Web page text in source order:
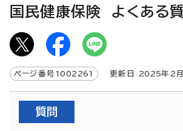
国民健康保険 よくある
ページ番号 1002261 更新日 2025年2月
質問